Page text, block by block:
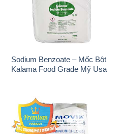
Sodium Benzoate – Mốc Bột
Kalama Food Grade Mỹ Usa